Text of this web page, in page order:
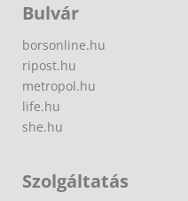
Bulvár
borsonline.hu
ripost.hu
metropol.hu
life.hu
she.hu
Szolgáltatás